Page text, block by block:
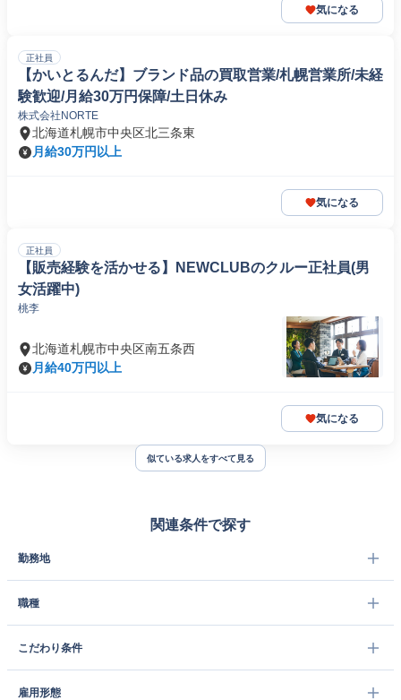
気になる
正社員
【かいとるんだ】ブランド品の買取営業/札幌営業所/未経
験歓迎/月給30万円保障/土日休み
株式会社NORTE
北海道札幌市中央区北三条東
月給30万円以上
気になる
正社員
【販売経験を活かせる】NEWCLUBのクルー正社員(男
女活躍中)
桃李
北海道札幌市中央区南五条西
月給40万円以上
気になる
似ている求人をすべて見る
関連条件で探す
勤務地
職種
こだわり条件
雇用形態